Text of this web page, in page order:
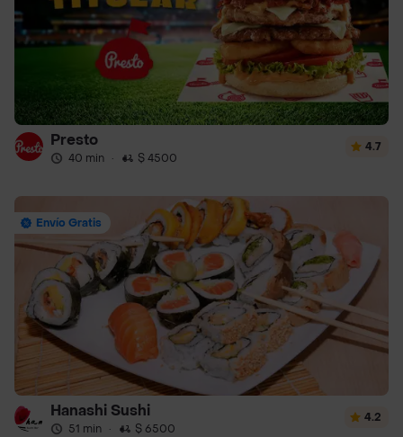
Presto
40 min · $ 4500
4.7
Envío Gratis
Hanashi Sushi
51 min · $ 6500
4.2